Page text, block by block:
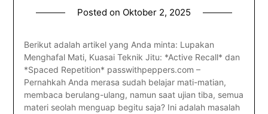
Posted on Oktober 2, 2025
Berikut adalah artikel yang Anda minta: Lupakan
Menghafal Mati, Kuasai Teknik Jitu: *Active Recall* dan
*Spaced Repetition* passwithpeppers.com –
Pernahkah Anda merasa sudah belajar mati-matian,
membaca berulang-ulang, namun saat ujian tiba, semua
materi seolah menguap begitu saja? Ini adalah masalah